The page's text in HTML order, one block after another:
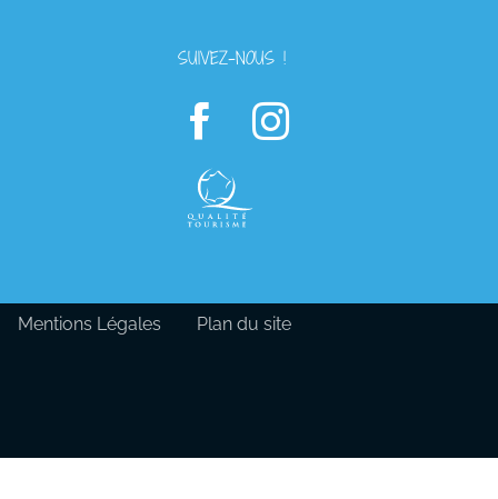
SUIVEZ-NOUS !
Mentions Légales Plan du site